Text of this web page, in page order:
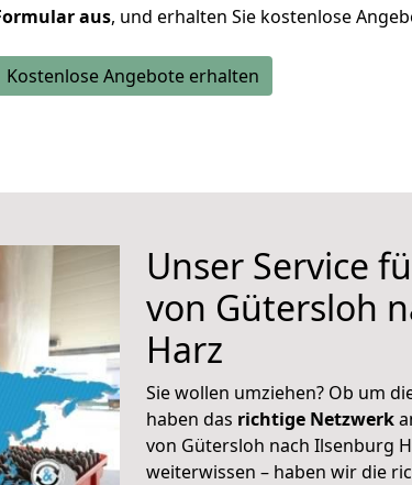
aus, und erhalten Sie kostenlose
Kostenlose Angebote erhalten
Unser Service
von Gütersloh
Harz
Sie wollen umziehen? Ob um
haben das richtige Netzwerk
von Gütersloh nach Ilsenburg
weiterwissen – haben wir die